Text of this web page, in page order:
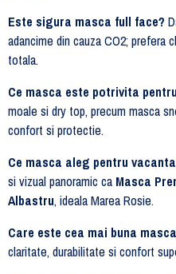
Este sigura masca full face?
adancime din cauza CO2; prefera
totala.
Ce masca este potrivita
moale si dry top, precum masca
confort si protectie.
Ce masca aleg pentru
si vizual panoramic ca Masca
Albastru, ideala Marea Rosie.
Care este cea mai buna
claritate, durabilitate si confort